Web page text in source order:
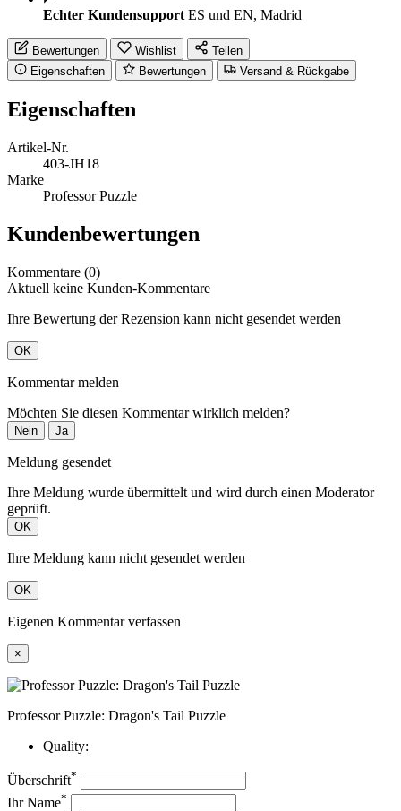
Echter Kundensupport ES und EN, Madrid
Bewertungen Wishlist
Teilen
Eigenschaften
Bewertungen Versand & Rückgabe
Eigenschaften
Artikel-Nr.
403-JH18
Marke
Professor Puzzle
Kundenbewertungen
Kommentare (0)
Aktuell keine Kunden-Kommentare
Ihre Bewertung der Rezension kann nicht gesendet werden
OK
Kommentar melden
Möchten Sie diesen Kommentar wirklich melden?
Nein Ja
Meldung gesendet
Ihre Meldung wurde übermittelt und wird durch einen Moderator
geprüft.
OK
Ihre Meldung kann nicht gesendet werden
OK
Eigenen Kommentar verfassen
×
Professor Puzzle: Dragon's Tail Puzzle
Quality:
Überschrift*
Ihr Name*